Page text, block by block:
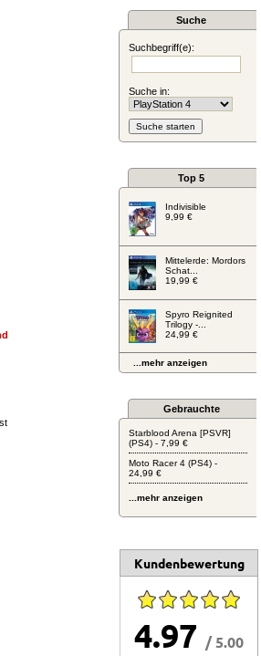
Suche
Suchbegriff(e):
Suche in:
Top 5
Indivisible
9,99 €
Mittelerde: Mordors
Schat...
19,99 €
Spyro Reignited
Trilogy -...
24,99 €
...mehr anzeigen
Gebrauchte
Starblood Arena [PSVR]
(PS4) - 7,99 €
Moto Racer 4 (PS4) -
24,99 €
...mehr anzeigen
Kundenbewertung
4.97 / 5.00